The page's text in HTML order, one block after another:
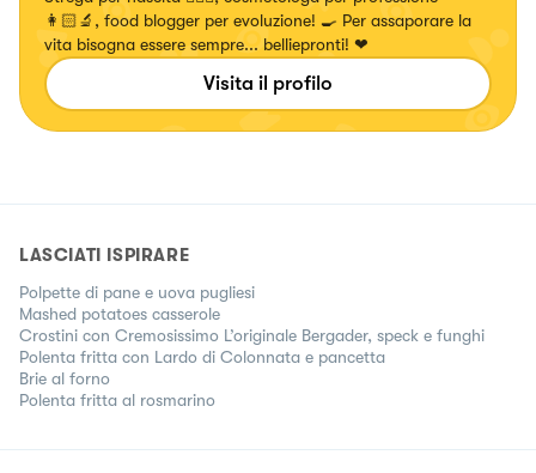
👩🏻‍🔬, food blogger per evoluzione! 🍳 Per assaporare la
vita bisogna essere sempre... belliepronti! ❤
Visita il profilo
LASCIATI ISPIRARE
Polpette di pane e uova pugliesi
Mashed potatoes casserole
Crostini con Cremosissimo L’originale Bergader, speck e funghi
Polenta fritta con Lardo di Colonnata e pancetta
Brie al forno
Polenta fritta al rosmarino